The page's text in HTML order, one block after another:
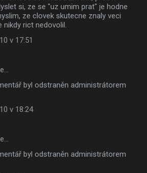
si, ze se "uz umim prat" je hodne
ze clovek skutecne znaly veci
nikdy rict nedovolil.
v 17:51
byl odstraněn administrátorem
v 18:24
byl odstraněn administrátorem